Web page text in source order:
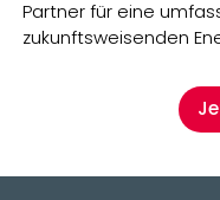
Partner für eine
zukunftsweisenden